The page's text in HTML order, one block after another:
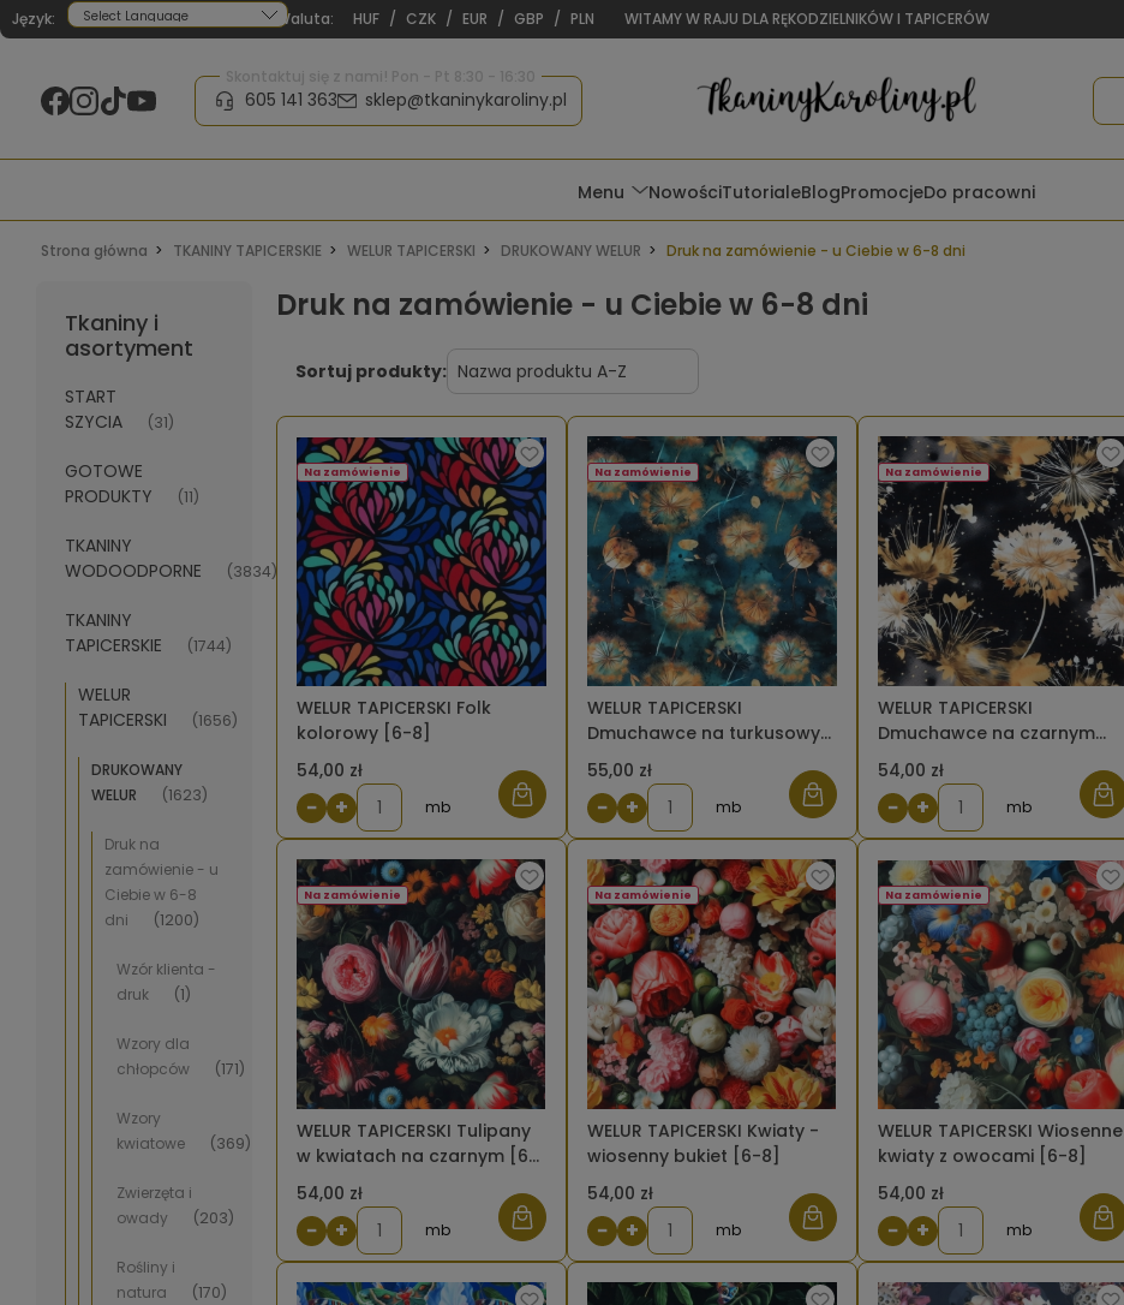
Język:
Powered by
Waluta: HUF / CZK / EUR / GBP / PLN WITAMY W RAJU DLA RĘKODZIELNIKÓW I TAPICERÓW
Skontaktuj się z nami! Pon - Pt 8:30 - 16:30
605 141 363 sklep@tkaninykaroliny.pl
Menu NowościTutorialeBlogPromocjeDo pracowni
Strona główna TKANINY TAPICERSKIE WELUR TAPICERSKI DRUKOWANY WELUR Druk na zamówienie - u Ciebie w 6-8 dni
Tkaniny i
asortyment
START
SZYCIA
(31)
GOTOWE
PRODUKTY
(11)
TKANINY
WODOODPORNE
(3834)
TKANINY
TAPICERSKIE
(1744)
WELUR
TAPICERSKI
(1656)
DRUKOWANY
WELUR
(1623)
Druk na
zamówienie - u
Ciebie w 6-8
dni
(1200)
Wzór klienta -
druk
(1)
Wzory dla
chłopców
(171)
Wzory
kwiatowe
(369)
Zwierzęta i
owady
(203)
Rośliny i
natura
(170)
Druk na zamówienie - u Ciebie w 6-8 dni
Sortuj produkty:
WELUR TAPICERSKI Folk
kolorowy [6-8]
54,00 zł
Na zamówienie
− + mb
WELUR TAPICERSKI
Dmuchawce na turkusowym
[6-8]
55,00 zł
Na zamówienie
− + mb
WELUR TAPICERSKI
Dmuchawce na czarnym
[6-8]
54,00 zł
Na zamówienie
− + mb
WELUR TAPICERSKI Tulipany
w kwiatach na czarnym [6-
8]
54,00 zł
Na zamówienie
− + mb
WELUR TAPICERSKI Kwiaty -
wiosenny bukiet [6-8]
54,00 zł
Na zamówienie
− + mb
WELUR TAPICERSKI Wiosenne
kwiaty z owocami [6-8]
54,00 zł
Na zamówienie
− + mb